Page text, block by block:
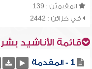
المقيميّن : 139
في خزائن : 2442
قائمة الأناشيد
1 - المقدمة